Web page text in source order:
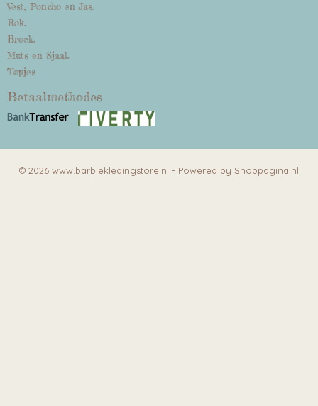
Vest, Poncho en Jas.
Rok.
Broek.
Muts en Sjaal.
Topjes
Betaalmethodes
© 2026 www.barbiekledingstore.nl - Powered by Shoppagina.nl